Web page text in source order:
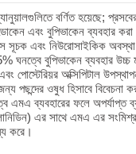
বর্ণিত হয়েছে;
এবং বুপিভাকেন ব্যবহার
সূচক এবং নিউরোসাইকিক
ঘনত্বে বুপিভাকেন ব্যবহার উচ্চ
পোস্টেরিয়র অক্সিপিটাল
পছন্দের ওষুধ হিসাবে
এমএ ব্যবহারের ফলে অপর্যাপ্ত
এর সাথে এমএ এর
করে।